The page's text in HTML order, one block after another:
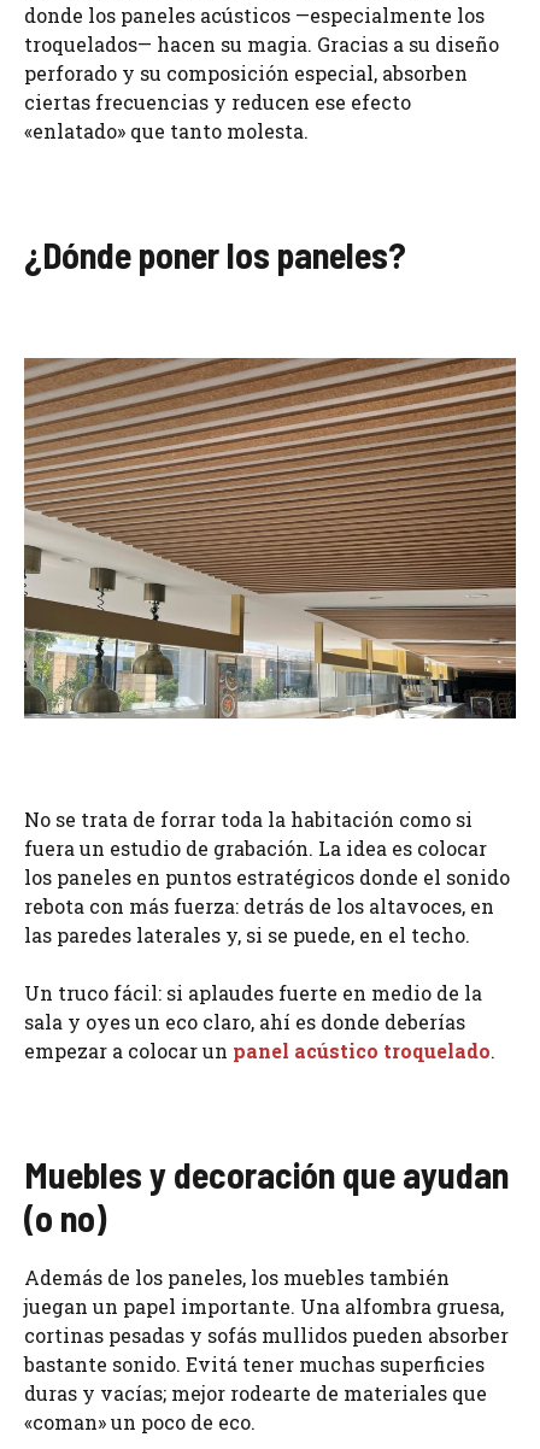
donde los paneles acústicos —especialmente los
troquelados— hacen su magia. Gracias a su diseño
perforado y su composición especial, absorben
ciertas frecuencias y reducen ese efecto
«enlatado» que tanto molesta.
¿Dónde poner los paneles?
No se trata de forrar toda la habitación como si
fuera un estudio de grabación. La idea es colocar
los paneles en puntos estratégicos donde el sonido
rebota con más fuerza: detrás de los altavoces, en
las paredes laterales y, si se puede, en el techo.
Un truco fácil: si aplaudes fuerte en medio de la
sala y oyes un eco claro, ahí es donde deberías
empezar a colocar un panel acústico troquelado.
Muebles y decoración que ayudan
(o no)
Además de los paneles, los muebles también
juegan un papel importante. Una alfombra gruesa,
cortinas pesadas y sofás mullidos pueden absorber
bastante sonido. Evitá tener muchas superficies
duras y vacías; mejor rodearte de materiales que
«coman» un poco de eco.